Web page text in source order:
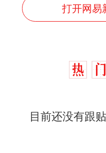
打开网易
目前还没有跟